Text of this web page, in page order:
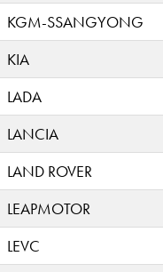
KGM-SSANGYONG
KIA
LADA
LANCIA
LAND ROVER
LEAPMOTOR
LEVC